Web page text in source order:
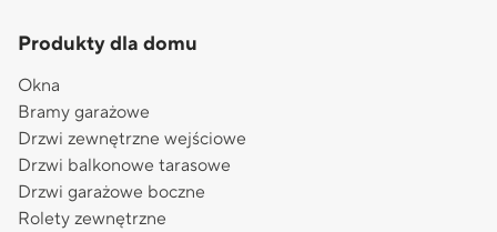
Produkty dla domu
Okna
Bramy garażowe
Drzwi zewnętrzne wejściowe
Drzwi balkonowe tarasowe
Drzwi garażowe boczne
Rolety zewnętrzne